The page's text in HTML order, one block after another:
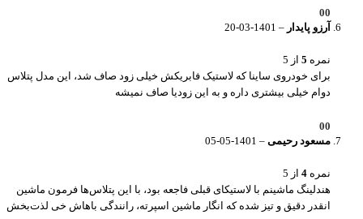
0
0
آرزو پایدار –
1401-03-20
نمره 5 از 5
برای خودروی ساینا که لاستیک فابریکش خیلی زود صاف شد، این مدل پتلاس
دوام خیلی بیشتری داره و به این زودیا صاف نمیشه
0
0
مسعود رحیمی –
1401-05-05
نمره 4 از 5
هندلینگ ماشینم با لاستیکای قبلی فاجعه بود، با این پتلاس‌ها فرمون ماشین
انقدر دقیق و تیز شده که انگار ماشین اسپرته، رانندگی باهاش خی لذت‌بخش